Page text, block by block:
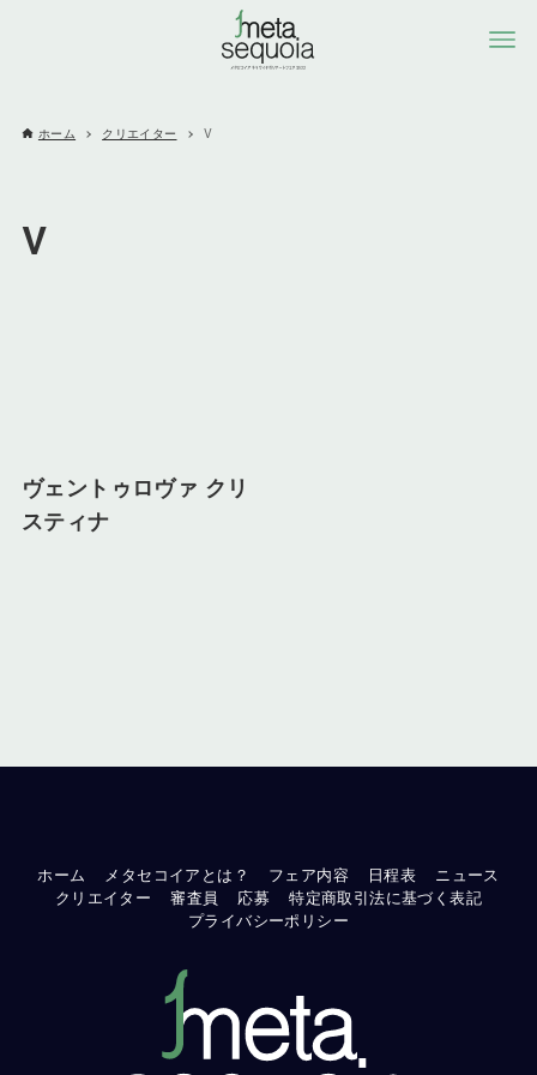
ホーム クリエイター V
V
ヴェントゥロヴァ クリ
スティナ
ホーム メタセコイアとは？ フェア内容 日程表
ニュース
クリエイター
審査員 応募
特定商取引法に基づく表記
プライバシーポリシー